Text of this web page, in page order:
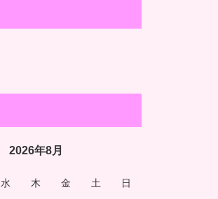
2026年8月
水 木 金 土 日